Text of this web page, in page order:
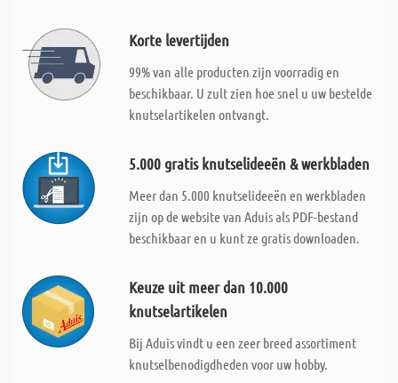
Korte levertijden
99% van alle producten zijn voorradig en
beschikbaar. U zult zien hoe snel u uw bestelde
knutselartikelen ontvangt.
5.000 gratis knutselideeën & werkbladen
Meer dan 5.000 knutselideeën en werkbladen
zijn op de website van Aduis als PDF-bestand
beschikbaar en u kunt ze gratis downloaden.
Keuze uit meer dan 10.000
knutselartikelen
Bij Aduis vindt u een zeer breed assortiment
knutselbenodigdheden voor uw hobby.